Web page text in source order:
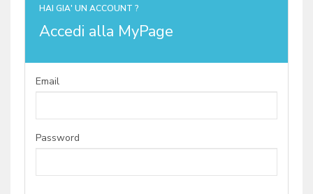
HAI GIA' UN ACCOUNT ?
Accedi alla MyPage
Email
Password